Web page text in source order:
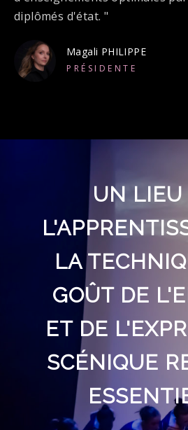
diplômés d'état. "
Magali PHILIPPE
PRÉSIDENTE
UN LIEU
LA
GOÛT DE
ET DE
SCÉNIQUE